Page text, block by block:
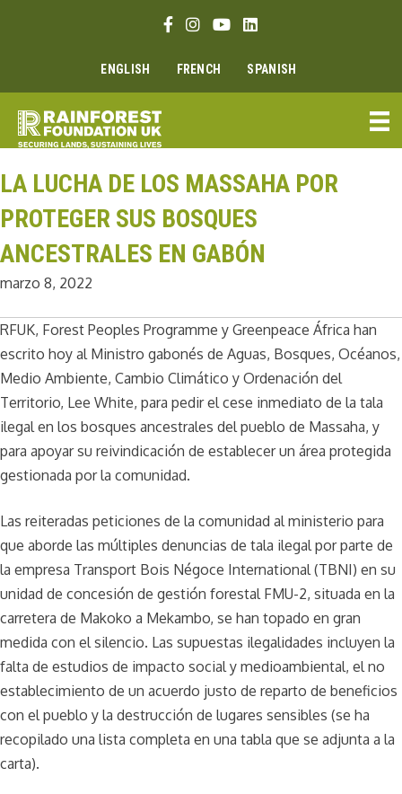
Enlace Facebook
Enlace Instagram
Enlace Youtube
Linkedin link
ENGLISH FRENCH SPANISH
LA LUCHA DE LOS MASSAHA POR
PROTEGER SUS BOSQUES
ANCESTRALES EN GABÓN
marzo 8, 2022
RFUK, Forest Peoples Programme y Greenpeace África han
escrito hoy al Ministro gabonés de Aguas, Bosques, Océanos,
Medio Ambiente, Cambio Climático y Ordenación del
Territorio, Lee White, para pedir el cese inmediato de la tala
ilegal en los bosques ancestrales del pueblo de Massaha, y
para apoyar su reivindicación de establecer un área protegida
gestionada por la comunidad.
Las reiteradas peticiones de la comunidad al ministerio para
que aborde las múltiples denuncias de tala ilegal por parte de
la empresa Transport Bois Négoce International (TBNI) en su
unidad de concesión de gestión forestal FMU-2, situada en la
carretera de Makoko a Mekambo, se han topado en gran
medida con el silencio. Las supuestas ilegalidades incluyen la
falta de estudios de impacto social y medioambiental, el no
establecimiento de un acuerdo justo de reparto de beneficios
con el pueblo y la destrucción de lugares sensibles (se ha
recopilado una lista completa en una tabla que se adjunta a la
carta).